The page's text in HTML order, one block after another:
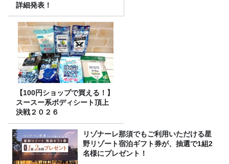
詳細発表！
【100円ショップで買える！】
スースー系ボディシート頂上
決戦２０２６
リゾナーレ那須でもご利用いただける星
野リゾート宿泊ギフト券が、抽選で1組2
名様にプレゼント！